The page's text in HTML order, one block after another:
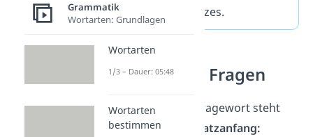
am Ende des Satzes.
Satzbau von Fragen
Bei Fragen ohne Fragewort steht
dasPrädikat Satzanfang:
Grammatik
Wortarten: Grundlagen
Wortarten
1/3 – Dauer: 05:48
Wortarten
bestimmen